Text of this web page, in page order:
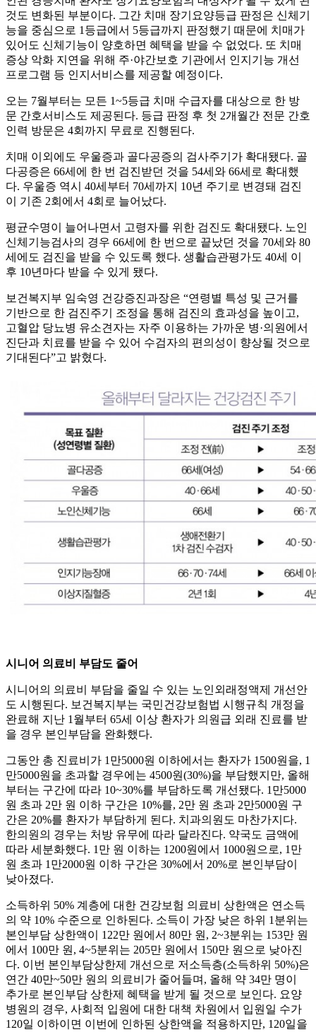
것도 변화된 부분이다. 그간 치매 장기요양등급 판정은 신체기
능을 중심으로 1등급에서 5등급까지 판정했기 때문에 치매가
있어도 신체기능이 양호하면 혜택을 받을 수 없었다. 또 치매
증상 악화 지연을 위해 주·야간보호 기관에서 인지기능 개선
프로그램 등 인지서비스를 제공할 예정이다.
오는 7월부터는 모든 1~5등급 치매 수급자를 대상으로 한 방
문 간호서비스도 제공된다. 등급 판정 후 첫 2개월간 전문 간호
인력 방문은 4회까지 무료로 진행된다.
치매 이외에도 우울증과 골다공증의 검사주기가 확대됐다. 골
다공증은 66세에 한 번 검진받던 것을 54세와 66세로 확대했
다. 우울증 역시 40세부터 70세까지 10년 주기로 변경돼 검진
이 기존 2회에서 4회로 늘어났다.
평균수명이 늘어나면서 고령자를 위한 검진도 확대됐다. 노인
신체기능검사의 경우 66세에 한 번으로 끝났던 것을 70세와 80
세에도 검진을 받을 수 있도록 했다. 생활습관평가도 40세 이
후 10년마다 받을 수 있게 됐다.
보건복지부 임숙영 건강증진과장은 “연령별 특성 및 근거를
기반으로 한 검진주기 조정을 통해 검진의 효과성을 높이고,
고혈압 당뇨병 유소견자는 자주 이용하는 가까운 병·의원에서
진단과 치료를 받을 수 있어 수검자의 편의성이 향상될 것으로
기대된다”고 밝혔다.
시니어 의료비 부담도 줄어
시니어의 의료비 부담을 줄일 수 있는 노인외래정액제 개선안
도 시행된다. 보건복지부는 국민건강보험법 시행규칙 개정을
완료해 지난 1월부터 65세 이상 환자가 의원급 외래 진료를 받
을 경우 본인부담을 완화했다.
그동안 총 진료비가 1만5000원 이하에서는 환자가 1500원을, 1
만5000원을 초과할 경우에는 4500원(30%)을 부담했지만, 올해
부터는 구간에 따라 10~30%를 부담하도록 개선됐다. 1만5000
원 초과 2만 원 이하 구간은 10%를, 2만 원 초과 2만5000원 구
간은 20%를 환자가 부담하게 된다. 치과의원도 마찬가지다.
한의원의 경우는 처방 유무에 따라 달라진다. 약국도 금액에
따라 세분화했다. 1만 원 이하는 1200원에서 1000원으로, 1만
원 초과 1만2000원 이하 구간은 30%에서 20%로 본인부담이
낮아졌다.
소득하위 50% 계층에 대한 건강보험 의료비 상한액은 연소득
의 약 10% 수준으로 인하된다. 소득이 가장 낮은 하위 1분위는
본인부담 상한액이 122만 원에서 80만 원, 2~3분위는 153만 원
에서 100만 원, 4~5분위는 205만 원에서 150만 원으로 낮아진
다. 이번 본인부담상한제 개선으로 저소득층(소득하위 50%)은
연간 40만~50만 원의 의료비가 줄어들며, 올해 약 34만 명이
추가로 본인부담 상한제 혜택을 받게 될 것으로 보인다. 요양
병원의 경우, 사회적 입원에 대한 대책 차원에서 입원일 수가
120일 이하이면 이번에 인하된 상한액을 적용하지만, 120일을